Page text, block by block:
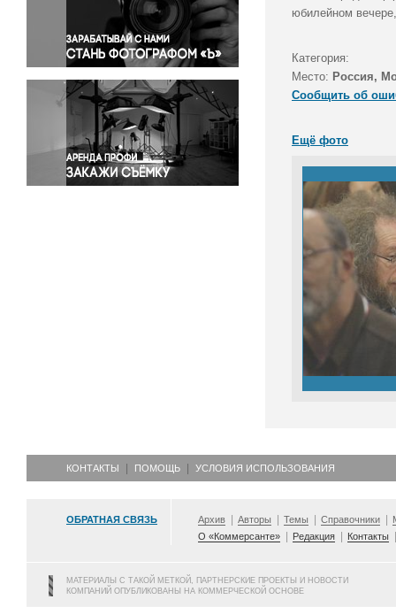
Правосудие
Происшествия и конфликты
Религия
Светская жизнь
Спорт
Экология
Экономика и бизнес
юбилейном
Категория:
Место: Россия,
Сообщить об
Ещё фото
КОНТАКТЫ ПОМОЩЬ УСЛОВИЯ ИСПОЛЬЗОВАНИЯ
ОБРАТНАЯ СВЯЗЬ Архив Авторы Темы Справочники
О «Коммерсанте»
Редакция Контакты
МАТЕРИАЛЫ С ТАКОЙ МЕТКОЙ, ПАРТНЕРСКИЕ ПРОЕКТЫ И НОВОСТИ
КОМПАНИЙ ОПУБЛИКОВАНЫ НА КОММЕРЧЕСКОЙ ОСНОВЕ